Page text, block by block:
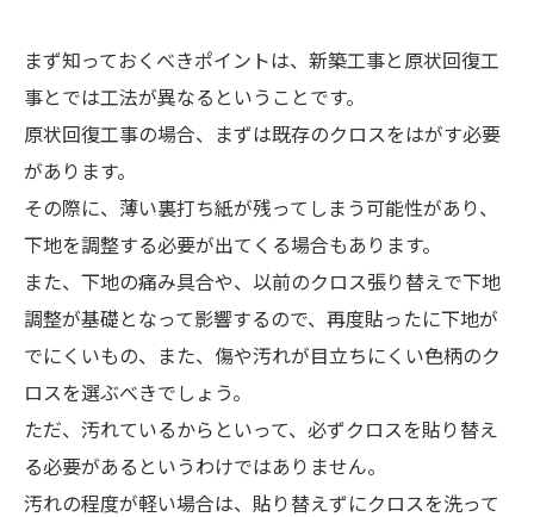
まず知っておくべきポイントは、新築工事と原状回復工
事とでは工法が異なるということです。
原状回復工事の場合、まずは既存のクロスをはがす必要
があります。
その際に、薄い裏打ち紙が残ってしまう可能性があり、
下地を調整する必要が出てくる場合もあります。
また、下地の痛み具合や、以前のクロス張り替えで下地
調整が基礎となって影響するので、再度貼ったに下地が
でにくいもの、また、傷や汚れが目立ちにくい色柄のク
ロスを選ぶべきでしょう。
ただ、汚れているからといって、必ずクロスを貼り替え
る必要があるというわけではありません。
汚れの程度が軽い場合は、貼り替えずにクロスを洗って